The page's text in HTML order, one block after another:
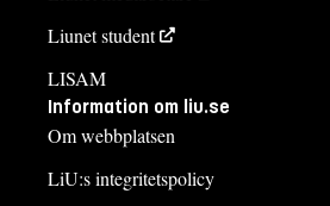
Liunet student
LISAM
Information om liu.se
Om webbplatsen
LiU:s integritetspolicy